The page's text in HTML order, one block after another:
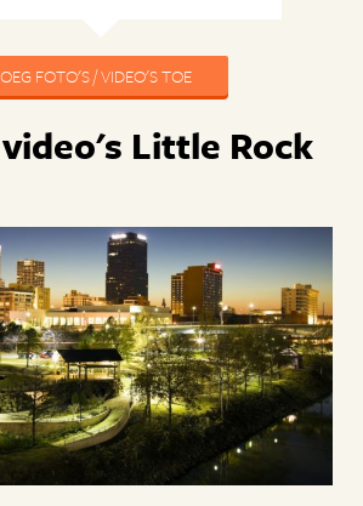
FOTO'S / VIDEO'S TOE
Little Rock